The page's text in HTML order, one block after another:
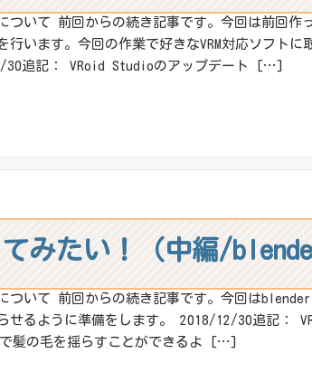
ついて 前回からの続き記事です。今回は前回作
行います。今回の作業で好きなVRM対応ソフトに
30追記： VRoid Studioのアップデート […]
みたい！（中編/
ついて 前回からの続き記事です。今回はblender
せるように準備をします。 2018/12/30追記：
髪の毛を揺らすことができるよ […]